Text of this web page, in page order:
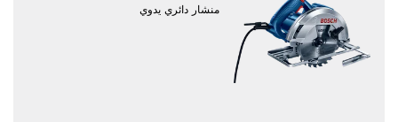
منشار دائري يدوي